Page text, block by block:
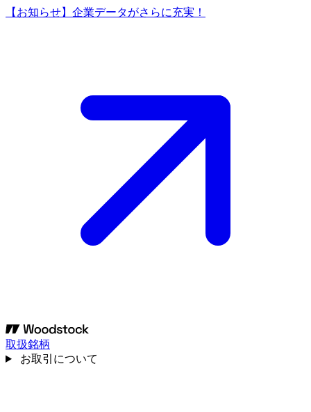
【お知らせ】企業データがさらに充実！
取扱銘柄
お取引について